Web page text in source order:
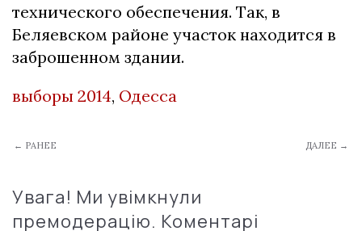
технического обеспечения. Так, в
Беляевском районе участок находится в
заброшенном здании.
выборы 2014, Одесса
← РАНЕЕ ДАЛЕЕ →
Увага! Ми увімкнули
премодерацію. Коментарі